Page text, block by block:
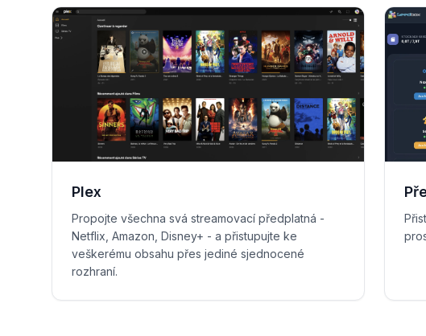
Plex
Propojte všechna svá streamovací předplatná -
Netflix, Amazon, Disney+ - a přistupujte ke
veškerému obsahu přes jediné sjednocené
rozhraní.